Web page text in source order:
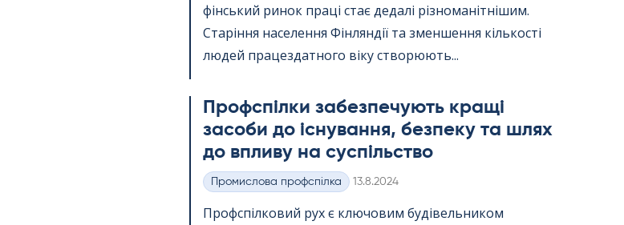
фінський ринок праці стає дедалі різноманітнішим.
Старіння населення Фінляндії та зменшення кількості
людей працездатного віку створюють...
Профспілки забезпечують кращі
засоби до існування, безпеку та шлях
до впливу на суспільство
Категорії
Промислова профспілка Kirjoitettu
13.8.2024
Профспілковий рух є ключовим будівельником